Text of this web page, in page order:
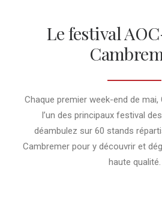
Le festival
Chaque premier week-end de
l’un des principaux festival
déambulez sur 60 stands
Cambremer pour y découvrir et
haute qualité.